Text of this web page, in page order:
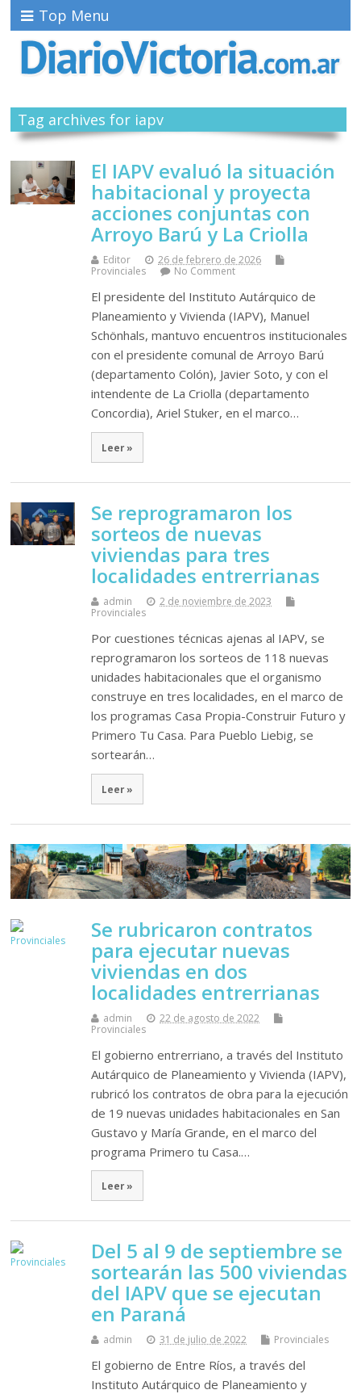
Top Menu
Tag archives for iapv
El IAPV evaluó la situación
habitacional y proyecta
acciones conjuntas con
Arroyo Barú y La Criolla
Editor
26 de febrero de 2026
Provinciales
No Comment
El presidente del Instituto Autárquico de
Planeamiento y Vivienda (IAPV), Manuel
Schönhals, mantuvo encuentros institucionales
con el presidente comunal de Arroyo Barú
(departamento Colón), Javier Soto, y con el
intendente de La Criolla (departamento
Concordia), Ariel Stuker, en el marco…
Leer »
Se reprogramaron los
sorteos de nuevas
viviendas para tres
localidades entrerrianas
admin
2 de noviembre de 2023
Provinciales
Por cuestiones técnicas ajenas al IAPV, se
reprogramaron los sorteos de 118 nuevas
unidades habitacionales que el organismo
construye en tres localidades, en el marco de
los programas Casa Propia-Construir Futuro y
Primero Tu Casa. Para Pueblo Liebig, se
sortearán…
Leer »
Se rubricaron contratos
para ejecutar nuevas
viviendas en dos
localidades entrerrianas
admin
22 de agosto de 2022
Provinciales
El gobierno entrerriano, a través del Instituto
Autárquico de Planeamiento y Vivienda (IAPV),
rubricó los contratos de obra para la ejecución
de 19 nuevas unidades habitacionales en San
Gustavo y María Grande, en el marco del
programa Primero tu Casa.…
Leer »
Del 5 al 9 de septiembre se
sortearán las 500 viviendas
del IAPV que se ejecutan
en Paraná
admin 31 de julio de 2022 Provinciales
El gobierno de Entre Ríos, a través del
Instituto Autárquico de Planeamiento y